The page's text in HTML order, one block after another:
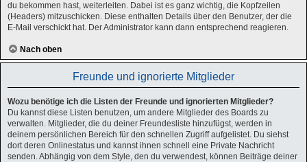
du bekommen hast, weiterleiten. Dabei ist es ganz wichtig, die Kopfzeilen
(Headers) mitzuschicken. Diese enthalten Details über den Benutzer, der die
E-Mail verschickt hat. Der Administrator kann dann entsprechend reagieren.
Nach oben
Freunde und ignorierte Mitglieder
Wozu benötige ich die Listen der Freunde und ignorierten Mitglieder?
Du kannst diese Listen benutzen, um andere Mitglieder des Boards zu
verwalten. Mitglieder, die du deiner Freundesliste hinzufügst, werden in
deinem persönlichen Bereich für den schnellen Zugriff aufgelistet. Du siehst
dort deren Onlinestatus und kannst ihnen schnell eine Private Nachricht
senden. Abhängig von dem Style, den du verwendest, können Beiträge deiner